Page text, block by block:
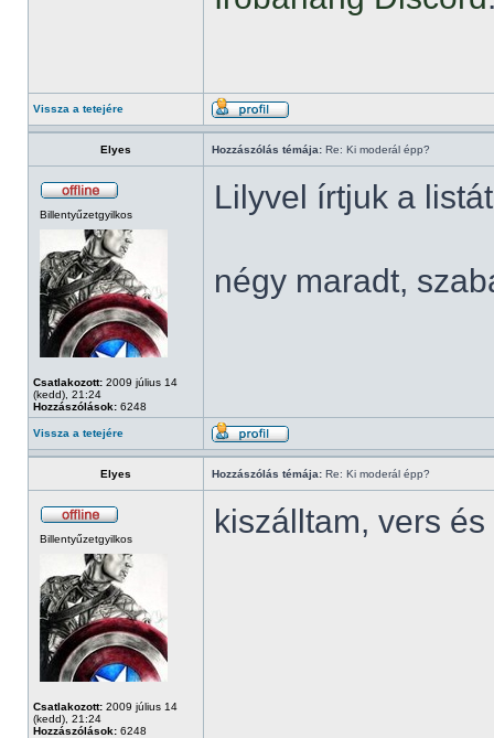
Vissza a tetejére
Elyes Hozzászólás témája: Re: Ki moderál épp?
Billentyűzetgyilkos
Csatlakozott: 2009 július 14
(kedd), 21:24
Hozzászólások: 6248
Lilyvel írtjuk a
négy maradt,
Vissza a tetejére
Elyes Hozzászólás témája: Re: Ki moderál épp?
Billentyűzetgyilkos
Csatlakozott: 2009 július 14
(kedd), 21:24
Hozzászólások: 6248
kiszálltam, vers